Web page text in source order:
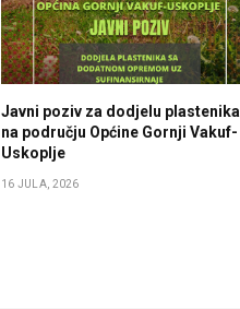
Javni poziv za dodjelu plastenika
na području Općine Gornji Vakuf-
Uskoplje
16 JULA, 2026